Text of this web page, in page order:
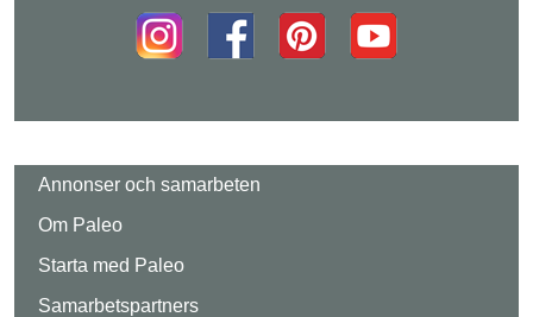
Annonser och samarbeten
Om Paleo
Starta med Paleo
Samarbetspartners